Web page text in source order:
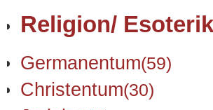
Religion/ Esoterik
Germanentum(59)
Christentum(30)